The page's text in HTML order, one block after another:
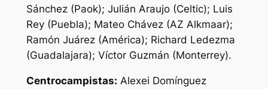
Sánchez (Paok); Julián Araujo (Celtic); Luis
Rey (Puebla); Mateo Chávez (AZ Alkmaar);
Ramón Juárez (América); Richard Ledezma
(Guadalajara); Víctor Guzmán (Monterrey).
Centrocampistas: Alexei Domínguez